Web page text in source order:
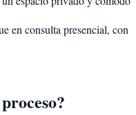
en consulta presencial, con